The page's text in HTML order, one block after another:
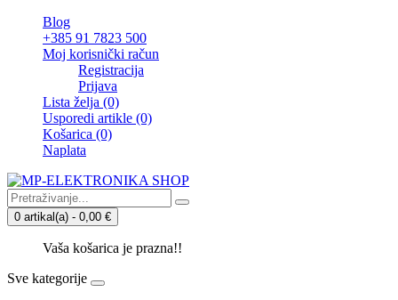
Blog
+385 91 7823 500
Moj korisnički račun
Registracija
Prijava
Lista želja (0)
Usporedi artikle (0)
Košarica (0)
Naplata
0 artikal(a) - 0,00 €
Vaša košarica je prazna!!
Sve kategorije